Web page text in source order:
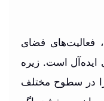
فعالیت‌های فضای
ایده‌آل است. زیره
را در سطوح مختلف